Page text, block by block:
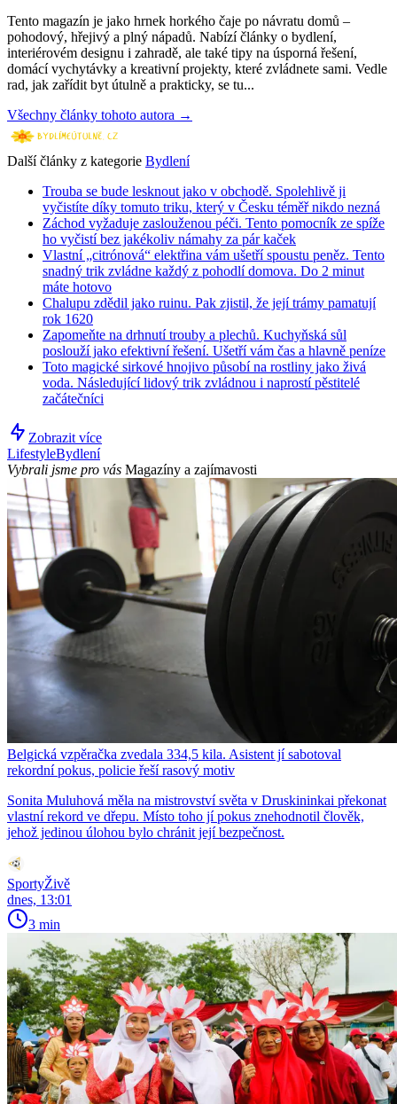
Tento magazín je jako hrnek horkého čaje po návratu domů –
pohodový, hřejivý a plný nápadů. Nabízí články o bydlení,
interiérovém designu i zahradě, ale také tipy na úsporná řešení,
domácí vychytávky a kreativní projekty, které zvládnete sami. Vedle
rad, jak zařídit byt útulně a prakticky, se tu...
Všechny články tohoto autora →
Další články z kategorie Bydlení
Trouba se bude lesknout jako v obchodě. Spolehlivě ji
vyčistíte díky tomuto triku, který v Česku téměř nikdo nezná
Záchod vyžaduje zaslouženou péči. Tento pomocník ze spíže
ho vyčistí bez jakékoliv námahy za pár kaček
Vlastní „citrónová“ elektřina vám ušetří spoustu peněz. Tento
snadný trik zvládne každý z pohodlí domova. Do 2 minut
máte hotovo
Chalupu zdědil jako ruinu. Pak zjistil, že její trámy pamatují
rok 1620
Zapomeňte na drhnutí trouby a plechů. Kuchyňská sůl
poslouží jako efektivní řešení. Ušetří vám čas a hlavně peníze
Toto magické sirkové hnojivo působí na rostliny jako živá
voda. Následující lidový trik zvládnou i naprostí pěstitelé
začátečníci
Zobrazit více
LifestyleBydlení
Vybrali jsme pro vás Magazíny a zajímavosti
Belgická vzpěračka zvedala 334,5 kila. Asistent jí sabotoval
rekordní pokus, policie řeší rasový motiv
Sonita Muluhová měla na mistrovství světa v Druskininkai překonat
vlastní rekord ve dřepu. Místo toho jí pokus znehodnotil člověk,
jehož jedinou úlohou bylo chránit její bezpečnost.
SportyŽivě
dnes, 13:01
3 min